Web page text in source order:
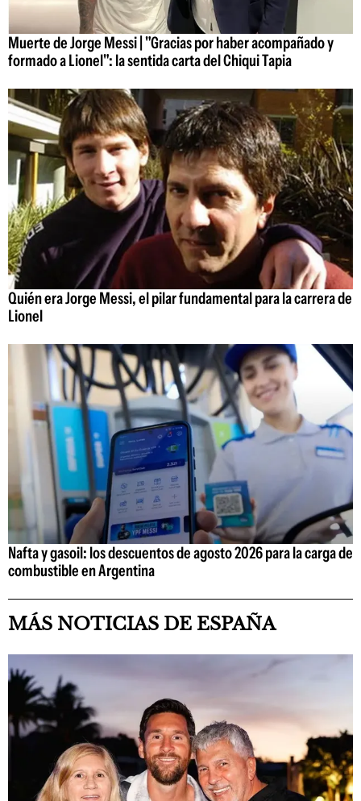
Muerte de Jorge Messi | "Gracias por haber acompañado y
formado a Lionel": la sentida carta del Chiqui Tapia
Quién era Jorge Messi, el pilar fundamental para la carrera de
Lionel
Nafta y gasoil: los descuentos de agosto 2026 para la carga de
combustible en Argentina
MÁS NOTICIAS DE ESPAÑA